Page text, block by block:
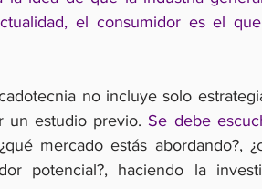
el consumidor es el
no incluye solo
un estudio previo. Se debe
mercado estás abordando?,
potencial?, haciendo la